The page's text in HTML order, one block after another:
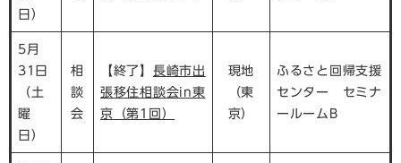
日）
5月
31日
（土
曜
日）
相
談
会
【終了】 長崎市出
張移住相談会in東
京（第1回）
現地
（東
京）
ふるさと回帰支援
センター セミナ
ールームB